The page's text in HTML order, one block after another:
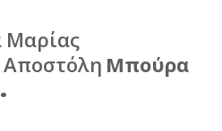
Μαρίας
Αποστόλη Μπούρα